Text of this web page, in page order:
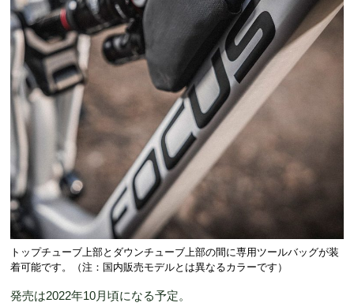
トップチューブ上部とダウンチューブ上部の間に専用ツールバッグが装
着可能です。（注：国内販売モデルとは異なるカラーです）
発売は2022年10月頃になる予定。